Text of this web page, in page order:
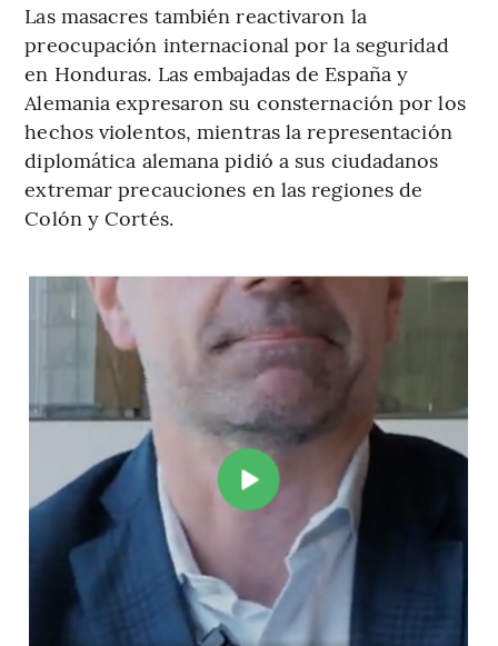
Las masacres también reactivaron la
preocupación internacional por la seguridad
en Honduras. Las embajadas de España y
Alemania expresaron su consternación por los
hechos violentos, mientras la representación
diplomática alemana pidió a sus ciudadanos
extremar precauciones en las regiones de
Colón y Cortés.